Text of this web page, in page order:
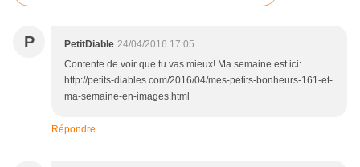
P PetitDiable 24/04/2016 17:05
Contente de voir que tu vas mieux! Ma semaine est ici:
http://petits-diables.com/2016/04/mes-petits-bonheurs-161-et-
ma-semaine-en-images.html
Répondre